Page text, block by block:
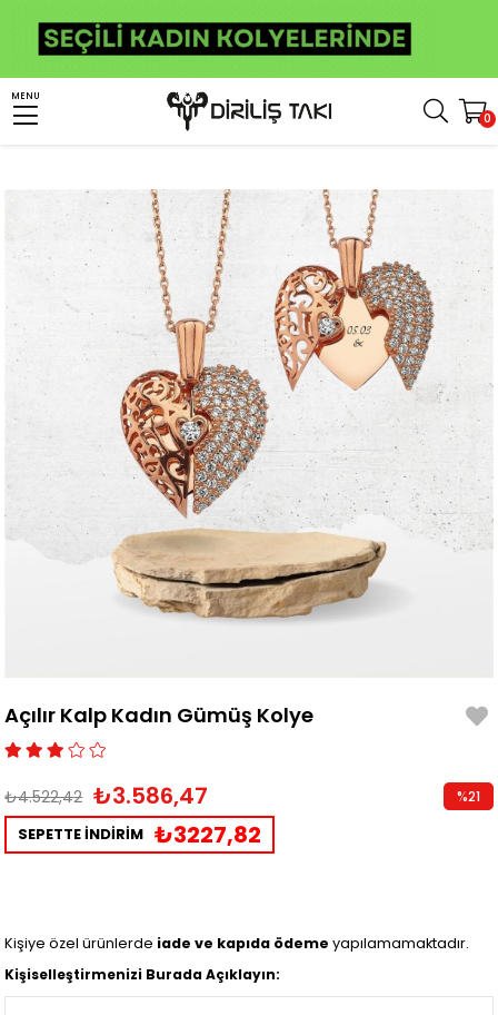
MENU
0
Kişiye Özel Ürünler
Açılır Kalp Kadın Gümüş Kolye
Açılır Kalp Kadın Gümüş Kolye
₺4.522,42 ₺3.586,47
SEPETTE İNDİRİM ₺3227,82
%21
Kişiye özel ürünlerde iade ve kapıda ödeme yapılamamaktadır.
Kişiselleştirmenizi Burada Açıklayın: